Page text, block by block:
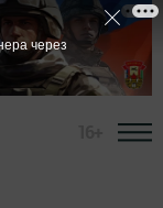
через